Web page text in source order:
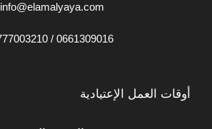
info@elamalyaya.com
0661309016 / 0777003210
أوقات العمل الإعتيادية